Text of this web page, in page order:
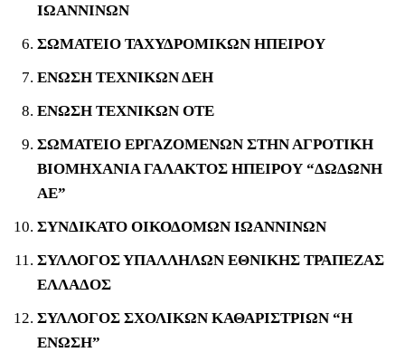
ΙΩΑΝΝΙΝΩΝ
ΣΩΜΑΤΕΙΟ ΤΑΧΥΔΡΟΜΙΚΩΝ ΗΠΕΙΡΟΥ
ΕΝΩΣΗ ΤΕΧΝΙΚΩΝ ΔΕΗ
ΕΝΩΣΗ ΤΕΧΝΙΚΩΝ ΟΤΕ
ΣΩΜΑΤΕΙΟ ΕΡΓΑΖΟΜΕΝΩΝ ΣΤΗΝ ΑΓΡΟΤΙΚΗ
ΒΙΟΜΗΧΑΝΙΑ ΓΑΛΑΚΤΟΣ ΗΠΕΙΡΟΥ “ΔΩΔΩΝΗ
ΑΕ”
ΣΥΝΔΙΚΑΤΟ ΟΙΚΟΔΟΜΩΝ ΙΩΑΝΝΙΝΩΝ
ΣΥΛΛΟΓΟΣ ΥΠΑΛΛΗΛΩΝ ΕΘΝΙΚΗΣ ΤΡΑΠΕΖΑΣ
ΕΛΛΑΔΟΣ
ΣΥΛΛΟΓΟΣ ΣΧΟΛΙΚΩΝ ΚΑΘΑΡΙΣΤΡΙΩΝ “Η
ΕΝΩΣΗ”